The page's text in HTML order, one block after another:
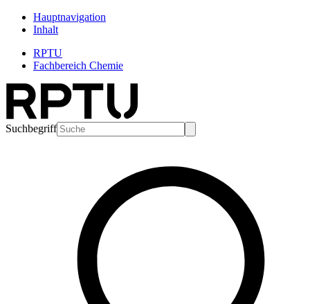
Hauptnavigation
Inhalt
RPTU
Fachbereich Chemie
Suchbegriff